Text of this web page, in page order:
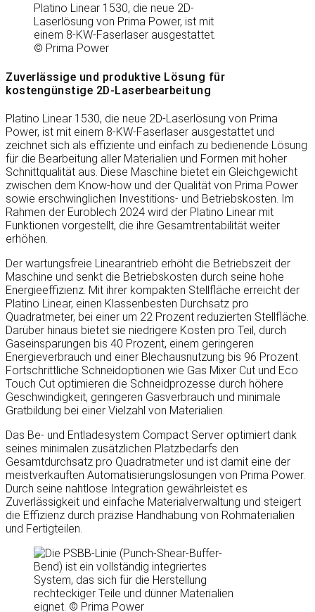
Platino Linear 1530, die neue 2D-
Laserlösung von Prima Power, ist mit
einem 8-KW-Faserlaser ausgestattet.
© Prima Power
Zuverlässige und produktive Lösung für
kostengünstige 2D-Laserbearbeitung
Platino Linear 1530, die neue 2D-Laserlösung von Prima
Power, ist mit einem 8-KW-Faserlaser ausgestattet und
zeichnet sich als effiziente und einfach zu bedienende Lösung
für die Bearbeitung aller Materialien und Formen mit hoher
Schnittqualität aus. Diese Maschine bietet ein Gleichgewicht
zwischen dem Know-how und der Qualität von Prima Power
sowie erschwinglichen Investitions- und Betriebskosten. Im
Rahmen der Euroblech 2024 wird der Platino Linear mit
Funktionen vorgestellt, die ihre Gesamtrentabilität weiter
erhöhen.
Der wartungsfreie Linearantrieb erhöht die Betriebszeit der
Maschine und senkt die Betriebskosten durch seine hohe
Energieeffizienz. Mit ihrer kompakten Stellfläche erreicht der
Platino Linear, einen Klassenbesten Durchsatz pro
Quadratmeter, bei einer um 22 Prozent reduzierten Stellfläche.
Darüber hinaus bietet sie niedrigere Kosten pro Teil, durch
Gaseinsparungen bis 40 Prozent, einem geringeren
Energieverbrauch und einer Blechausnutzung bis 96 Prozent.
Fortschrittliche Schneidoptionen wie Gas Mixer Cut und Eco
Touch Cut optimieren die Schneidprozesse durch höhere
Geschwindigkeit, geringeren Gasverbrauch und minimale
Gratbildung bei einer Vielzahl von Materialien.
Das Be- und Entladesystem Compact Server optimiert dank
seines minimalen zusätzlichen Platzbedarfs den
Gesamtdurchsatz pro Quadratmeter und ist damit eine der
meistverkauften Automatisierungslösungen von Prima Power.
Durch seine nahtlose Integration gewährleistet es
Zuverlässigkeit und einfache Materialverwaltung und steigert
die Effizienz durch präzise Handhabung von Rohmaterialien
und Fertigteilen.